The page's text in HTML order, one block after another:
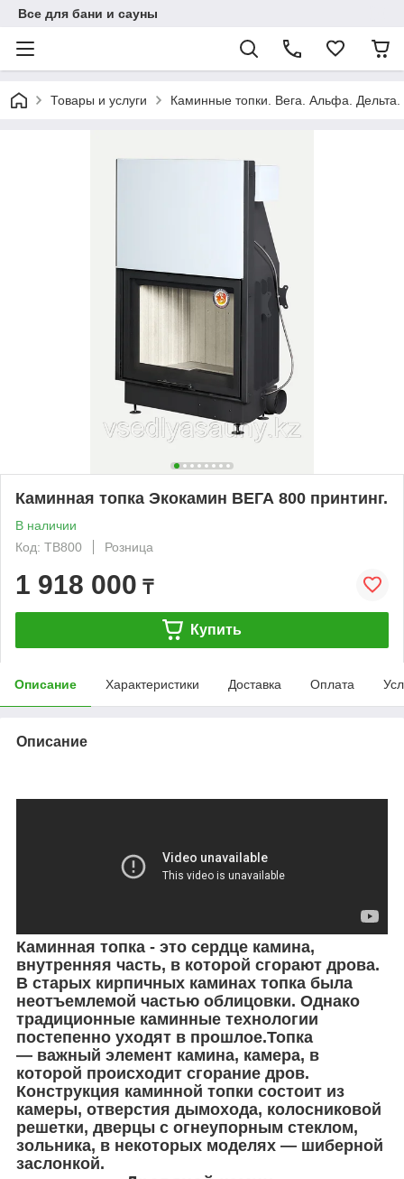
Все для бани и сауны
Товары и услуги Каминные топки. Вега. Альфа. Дельта.
Каминная топка Экокамин ВЕГА 800 принтинг.
В наличии
Код: ТВ800
Розница
1 918 000 ₸
Купить
Описание Характеристики Доставка Оплата
Описание
Каминная топка - это сердце камина,
внутренняя часть, в которой сгорают дрова.
В старых кирпичных каминах топка была
неотъемлемой частью облицовки. Однако
традиционные каминные технологии
постепенно уходят в прошлое.Топка
— важный элемент камина, камера, в
которой происходит сгорание дров.
Конструкция каминной топки состоит из
камеры, отверстия дымохода, колосниковой
решетки, дверцы с огнеупорным стеклом,
зольника, в некоторых моделях — шиберной
заслонкой.